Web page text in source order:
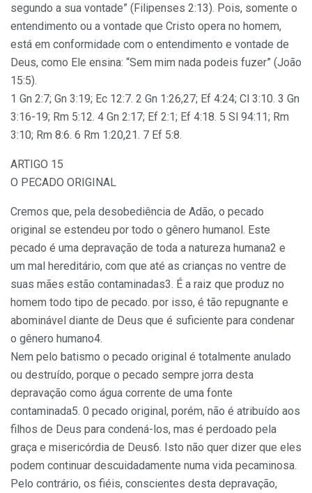
segundo a sua vontade” (Filipenses 2:13). Pois, somente o
entendimento ou a vontade que Cristo opera no homem,
está em conformidade com o entendimento e vontade de
Deus, como Ele ensina: “Sem mim nada podeis fuzer” (João
15:5).
1 Gn 2:7; Gn 3:19; Ec 12:7. 2 Gn 1:26,27; Ef 4:24; Cl 3:10. 3 Gn
3:16-19; Rm 5:12. 4 Gn 2:17; Ef 2:1; Ef 4:18. 5 Sl 94:11; Rm
3:10; Rm 8:6. 6 Rm 1:20,21. 7 Ef 5:8.
ARTIGO 15
O PECADO ORIGINAL
Cremos que, pela desobediência de Adão, o pecado
original se estendeu por todo o gênero humanol. Este
pecado é uma depravação de toda a natureza humana2 e
um mal hereditário, com que até as crianças no ventre de
suas mães estão contaminadas3. É a raiz que produz no
homem todo tipo de pecado. por isso, é tão repugnante e
abominável diante de Deus que é suficiente para condenar
o gênero humano4.
Nem pelo batismo o pecado original é totalmente anulado
ou destruído, porque o pecado sempre jorra desta
depravação como água corrente de uma fonte
contaminada5. 0 pecado original, porém, não é atribuído aos
filhos de Deus para condená-los, mas é perdoado pela
graça e misericórdia de Deus6. Isto não quer dizer que eles
podem continuar descuidadamente numa vida pecaminosa.
Pelo contrário, os fiéis, conscientes desta depravação,